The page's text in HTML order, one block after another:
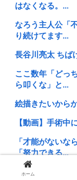
はなくなる。...
なろう主人公「
り続けてます...
長谷川亮太 ちば
ここ数年「どっ
ら叩くな」と...
絵描きたいから
【動画】手術中
「才能がないな
「努力できる...
「托卵」擁護派
ホーム